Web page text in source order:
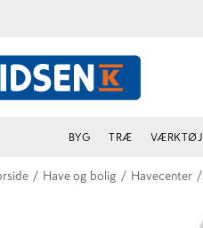
BYG TRÆ VÆRKTØJ
/ Have og bolig / Havecenter /